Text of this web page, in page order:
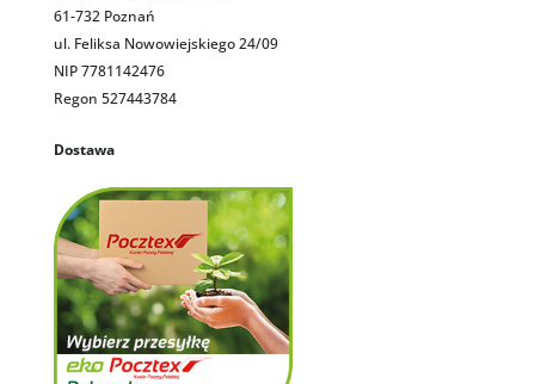
61-732 Poznań
ul. Feliksa Nowowiejskiego 24/09
NIP 7781142476
Regon 527443784
Dostawa